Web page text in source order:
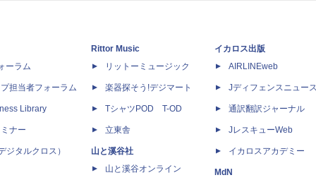
ーラム
担当者フォーラム
Library
ナー
ジタルクロス）
Rittor Music
リットーミュージック
楽器探そう!デジマート
TシャツPOD T-OD
立東舎
山と溪谷社
山と溪谷オンライン
イカロス出版
AIRLINEweb
Jディフェンスニュー
通訳翻訳ジャーナル
JレスキューWeb
イカロスアカデミー
MdN